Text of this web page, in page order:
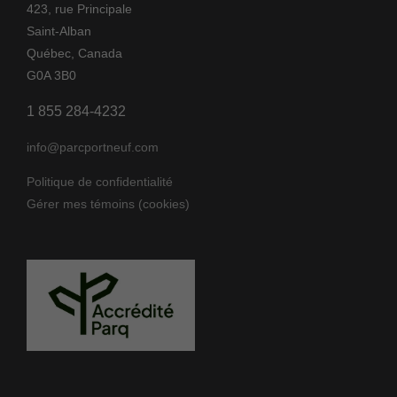
423, rue Principale
Saint-Alban
Québec, Canada
G0A 3B0
1 855 284-4232
info@parcportneuf.com
Politique de confidentialité
Gérer mes témoins (cookies)